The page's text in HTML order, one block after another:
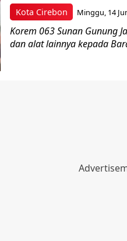
Kota Cirebon Minggu, 14
Korem 063 Sunan Gunung
dan alat lainnya kepada